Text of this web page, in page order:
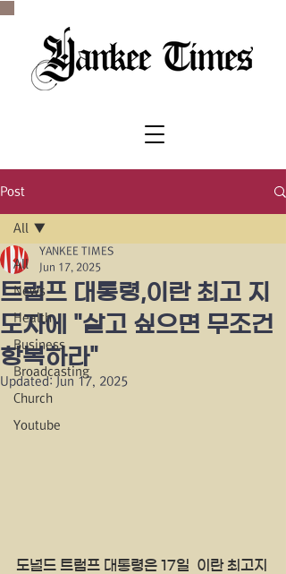
Post
All
News
Health
Business
Broadcasting
Church
Youtube
All
트럼프 대통령,이란 최고 지
도자에 "살고 싶으면 무조건
항복하라"
YANKEE TIMES
Jun 17, 2025
Updated: Jun 17, 2025
도널드 트럼프 대통령은 17일  이란 최고지